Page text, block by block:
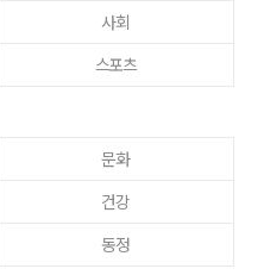
사회
스포츠
문화
건강
동정